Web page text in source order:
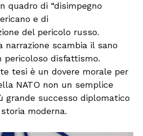
quadro di “disimpegno
e di
del pericolo russo.
narrazione scambia il sano
pericoloso disfattismo.
tesi è un dovere morale per
NATO non un semplice
grande successo diplomatico
moderna.